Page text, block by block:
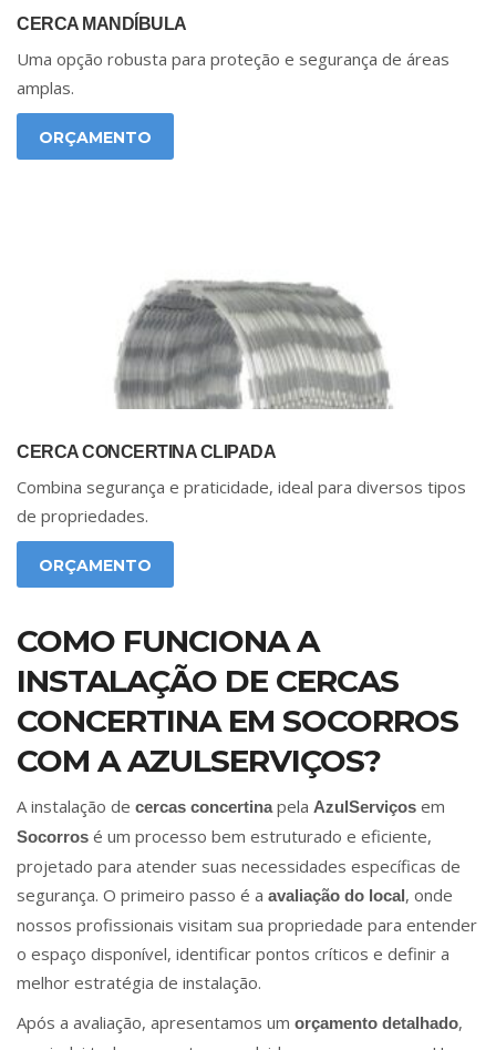
CERCA MANDÍBULA
Uma opção robusta para proteção e segurança de áreas
amplas.
ORÇAMENTO
CERCA CONCERTINA CLIPADA
Combina segurança e praticidade, ideal para diversos tipos
de propriedades.
ORÇAMENTO
COMO FUNCIONA A
INSTALAÇÃO DE CERCAS
CONCERTINA EM SOCORROS
COM A AZULSERVIÇOS?
A instalação de cercas concertinapela AzulServiços em
Socorros é um processo bem estruturado e eficiente,
projetado para atender suas necessidades específicas de
segurança. O primeiro passo é a avaliação do local, onde
nossos profissionais visitam sua propriedade para entender
o espaço disponível, identificar pontos críticos e definir a
melhor estratégia de instalação.
Após a avaliação, apresentamos um orçamento detalhado,